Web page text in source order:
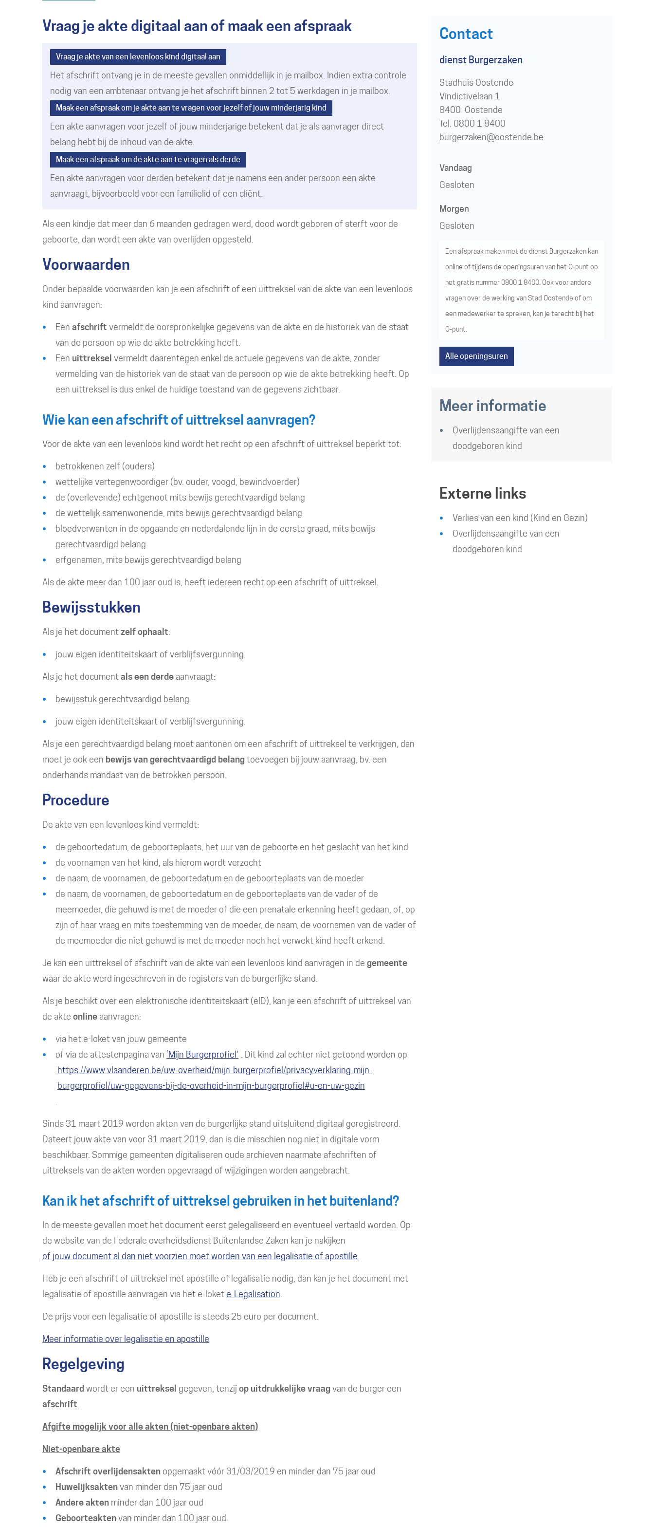
Vraag je akte digitaal aan of maak een afspraak
Vraag je akte van een levenloos kind digitaal aan
Het afschrift ontvang je in de meeste gevallen onmiddellijk in je mailbox. Indien extra controle
nodig van een ambtenaar ontvang je het afschrift binnen 2 tot 5 werkdagen in je mailbox.
Maak een afspraak om je akte aan te vragen voor jezelf of jouw minderjarig kind
Een akte aanvragen voor jezelf of jouw minderjarige betekent dat je als aanvrager direct
belang hebt bij de inhoud van de akte.
Maak een afspraak om de akte aan te vragen als derde
Een akte aanvragen voor derden betekent dat je namens een ander persoon een akte
aanvraagt, bijvoorbeeld voor een familielid of een cliënt.
Als een kindje dat meer dan 6 maanden gedragen werd, dood wordt geboren of sterft voor de
geboorte, dan wordt een akte van overlijden opgesteld.
Voorwaarden
Onder bepaalde voorwaarden kan je een afschrift of een uittreksel van de akte van een levenloos
kind aanvragen:
Een afschrift vermeldt de oorspronkelijke gegevens van de akte en de historiek van de staat
van de persoon op wie de akte betrekking heeft.
Een uittreksel vermeldt daarentegen enkel de actuele gegevens van de akte, zonder
vermelding van de historiek van de staat van de persoon op wie de akte betrekking heeft. Op
een uittreksel is dus enkel de huidige toestand van de gegevens zichtbaar.
Wie kan een afschrift of uittreksel aanvragen?
Voor de akte van een levenloos kind wordt het recht op een afschrift of uittreksel beperkt tot:
betrokkenen zelf (ouders)
wettelijke vertegenwoordiger (bv. ouder, voogd, bewindvoerder)
de (overlevende) echtgenoot mits bewijs gerechtvaardigd belang
de wettelijk samenwonende, mits bewijs gerechtvaardigd belang
bloedverwanten in de opgaande en nederdalende lijn in de eerste graad, mits bewijs
gerechtvaardigd belang
erfgenamen, mits bewijs gerechtvaardigd belang
Als de akte meer dan 100 jaar oud is, heeft iedereen recht op een afschrift of uittreksel.
Bewijsstukken
Als je het documentzelf ophaalt:
jouw eigen identiteitskaart of verblijfsvergunning.
Als je het documentals een derdeaanvraagt:
bewijsstuk gerechtvaardigd belang
jouw eigen identiteitskaart of verblijfsvergunning.
Als je een gerechtvaardigd belang moet aantonen om een afschrift of uittreksel te verkrijgen, dan
moet je ook een bewijs van gerechtvaardigd belangtoevoegen bij jouw aanvraag, bv. een
onderhands mandaat van de betrokken persoon.
Procedure
De akte van een levenloos kind vermeldt:
de geboortedatum, de geboorteplaats, het uur van de geboorte en het geslacht van het kind
de voornamen van het kind, als hierom wordt verzocht
de naam, de voornamen, de geboortedatum en de geboorteplaats van de moeder
de naam, de voornamen, de geboortedatum en de geboorteplaats van de vader of de
meemoeder, die gehuwd is met de moeder of die een prenatale erkenning heeft gedaan, of, op
zijn of haar vraag en mits toestemming van de moeder, de naam, de voornamen van de vader of
de meemoeder die niet gehuwd is met de moeder noch het verwekt kind heeft erkend.
Je kan een uittreksel of afschrift van de akte van een levenloos kind aanvragen in de gemeente
waar de akte werd ingeschreven in de registers van de burgerlijke stand.
Als je beschikt over een elektronische identiteitskaart (eID), kan je een afschrift of uittreksel van
de akte onlineaanvragen:
via het e-loket van jouw gemeente
of via de attestenpagina van ‘Mijn Burgerprofiel’
. Dit kind zal echter niet getoond worden op
https://www.vlaanderen.be/uw-overheid/mijn-burgerprofiel/privacyverklaring-mijn-
burgerprofiel/uw-gegevens-bij-de-overheid-in-mijn-burgerprofiel#u-en-uw-gezin
Sinds 31 maart 2019 worden akten van de burgerlijke stand uitsluitend digitaal geregistreerd.
Dateert jouw akte van voor 31 maart 2019, dan is die misschien nog niet in digitale vorm
beschikbaar. Sommige gemeenten digitaliseren oude archieven naarmate afschriften of
uittreksels van de akten worden opgevraagd of wijzigingen worden aangebracht.
Kan ik het afschrift of uittreksel gebruiken in het buitenland?
In de meeste gevallen moet het document eerst gelegaliseerd en eventueel vertaald worden. Op
de website van de Federale overheidsdienst Buitenlandse Zaken kan je nakijken
of jouw document al dan niet voorzien moet worden van een legalisatie of apostille
Heb je een afschrift of uittreksel met apostille of legalisatie nodig, dan kan je het document met
legalisatie of apostille aanvragen via het e-loket e-Legalisation
De prijs voor een legalisatie of apostille is steeds 25 euro per document.
Meer informatie over legalisatie en apostille
Regelgeving
Standaardwordt er een uittreksel gegeven, tenzij op uitdrukkelijke vraagvan de burger een
afschrift
Afgifte mogelijk voor alle akten (niet-openbare akten)
Niet-openbare akte
Afschrift overlijdensakten opgemaakt vóór 31/03/2019 en minder dan 75 jaar oud
Huwelijksaktenvan minder dan 75 jaar oud
Andere akten minder dan 100 jaar oud
Geboorteaktenvan minder dan 100 jaar oud.
Contact
dienst Burgerzaken
Gebouw
Stadhuis Oostende
Vindictivelaan 1
,8400 Oostende
Tel./GSM
0800 1 8400
E-
burgerzaken@oostende.be
Openingsuren
Vandaag
Gesloten
Morgen
Gesloten
Een afspraak maken met de dienst Burgerzaken kan
online of tijdens de openingsuren van het O-punt op
het gratis nummer 0800 1 8400 . Ook voor andere
vragen over de werking van Stad Oostende of om
een medewerker te spreken, kan je terecht bij het
O-punt
Alle openingsuren
Meer informatie
Overlijdensaangifte van een
doodgeboren kind
Externe links
Verlies van een kind (Kind en Gezin)
Overlijdensaangifte van een
doodgeboren kind